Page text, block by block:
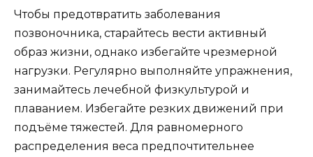
Чтобы предотвратить заболевания
позвоночника, старайтесь вести активный
образ жизни, однако избегайте чрезмерной
нагрузки. Регулярно выполняйте упражнения,
занимайтесь лечебной физкультурой и
плаванием. Избегайте резких движений при
подъёме тяжестей. Для равномерного
распределения веса предпочтительнее